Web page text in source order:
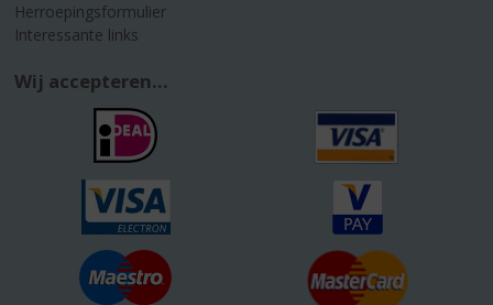
Herroepingsformulier
Interessante links
Wij accepteren...